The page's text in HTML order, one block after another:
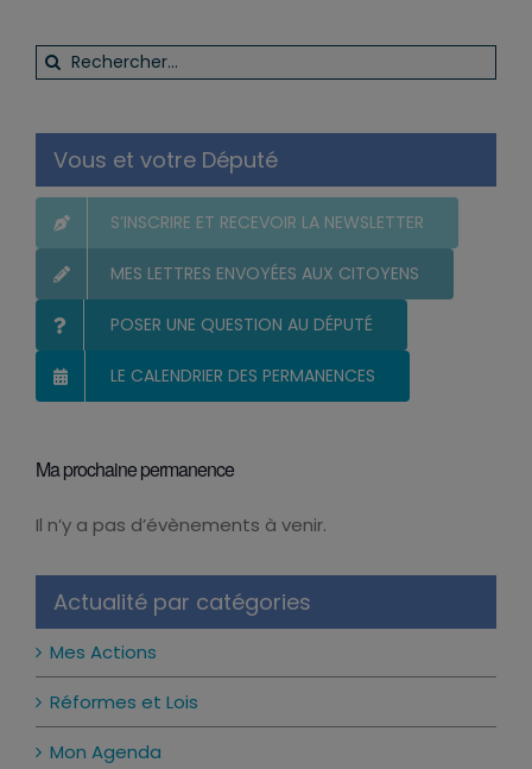
Rechercher:
Vous et votre Député
S’INSCRIRE ET RECEVOIR LA NEWSLETTER
MES LETTRES ENVOYÉES AUX CITOYENS
POSER UNE QUESTION AU DÉPUTÉ
LE CALENDRIER DES PERMANENCES
Ma prochaine permanence
Notice
Il n’y a pas d’évènements à venir.
Actualité par catégories
Mes Actions
Réformes et Lois
Mon Agenda